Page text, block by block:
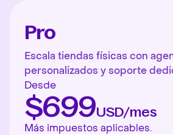
Pro
Escala tiendas físicas con
personalizados y soporte
Desde
$699USD/mes
Más impuestos aplicables.